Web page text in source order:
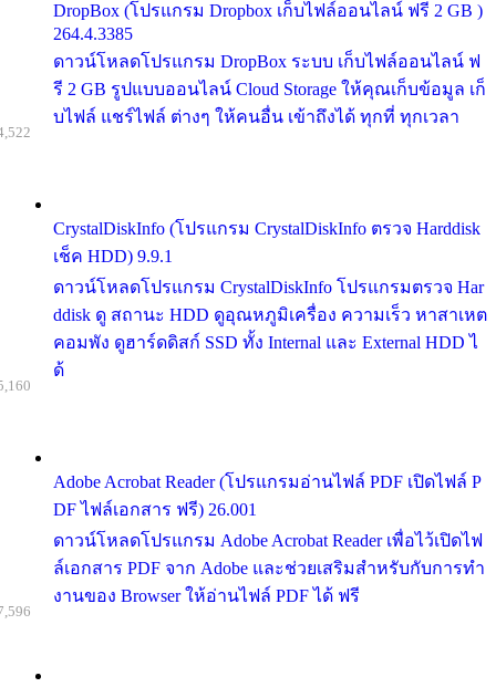
DropBox (โปรแกรม Dropbox เก็บไฟล์ออนไลน์ ฟรี 2 GB )
264.4.3385
ดาวน์โหลดโปรแกรม DropBox ระบบ เก็บไฟล์ออนไลน์ ฟ
รี 2 GB รูปแบบออนไลน์ Cloud Storage ให้คุณเก็บข้อมูล เก็
บไฟล์ แชร์ไฟล์ ต่างๆ ให้คนอื่น เข้าถึงได้ ทุกที่ ทุกเวลา
CrystalDiskInfo (โปรแกรม CrystalDiskInfo ตรวจ Harddisk
เช็ค HDD) 9.9.1
ดาวน์โหลดโปรแกรม CrystalDiskInfo โปรแกรมตรวจ Har
ddisk ดู สถานะ HDD ดูอุณหภูมิเครื่อง ความเร็ว หาสาเหต
คอมพัง ดูฮาร์ดดิสก์ SSD ทั้ง Internal และ External HDD ไ
ด้
Adobe Acrobat Reader (โปรแกรมอ่านไฟล์ PDF เปิดไฟล์ P
DF ไฟล์เอกสาร ฟรี) 26.001
ดาวน์โหลดโปรแกรม Adobe Acrobat Reader เพื่อไว้เปิดไฟ
ล์เอกสาร PDF จาก Adobe และช่วยเสริมสำหรับกับการทำ
งานของ Browser ให้อ่านไฟล์ PDF ได้ ฟรี